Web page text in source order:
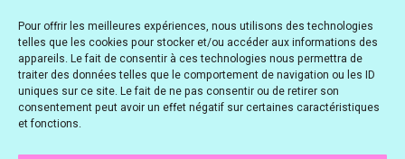
Pour offrir les meilleures expériences, nous utilisons des technologies
telles que les cookies pour stocker et/ou accéder aux informations des
appareils. Le fait de consentir à ces technologies nous permettra de
traiter des données telles que le comportement de navigation ou les ID
uniques sur ce site. Le fait de ne pas consentir ou de retirer son
consentement peut avoir un effet négatif sur certaines caractéristiques
et fonctions.
RÉSEAUX SOCIAUX
@snowvibesfestival